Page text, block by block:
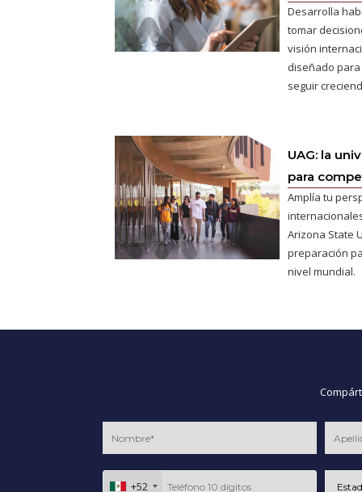
Desarrolla
tomar
visión
diseñado
seguir
UAG: la
para
Amplía tu
Arizona State
preparación
nivel mundial.
+52